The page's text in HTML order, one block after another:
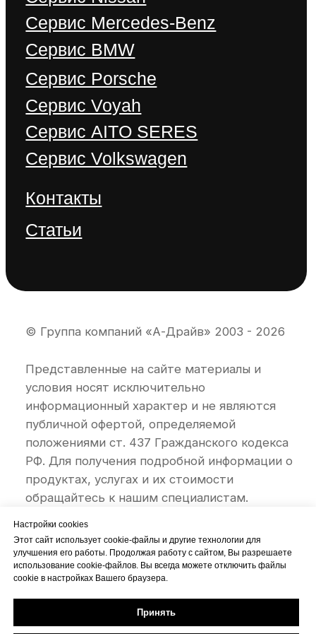
Настройки cookies
Этот сайт использует cookie-файлы и другие технологии для
улучшения его работы. Продолжая работу с сайтом, Вы разрешаете
использование cookie-файлов. Вы всегда можете отключить файлы
cookie в настройках Вашего браузера.
Принять